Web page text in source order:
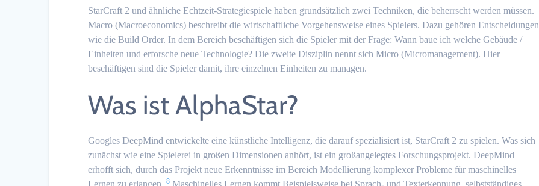
StarCraft 2 und ähnliche Echtzeit-Strategiespiele haben grundsätzlich zwei Techniken, die beherrscht werden müssen.
Macro (Macroeconomics) beschreibt die wirtschaftliche Vorgehensweise eines Spielers. Dazu gehören Entscheidungen
wie die Build Order. In dem Bereich beschäftigen sich die Spieler mit der Frage: Wann baue ich welche Gebäude /
Einheiten und erforsche neue Technologie? Die zweite Disziplin nennt sich Micro (Micromanagement). Hier
beschäftigen sind die Spieler damit, ihre einzelnen Einheiten zu managen.
Was ist AlphaStar?
Googles DeepMind entwickelte eine künstliche Intelligenz, die darauf spezialisiert ist, StarCraft 2 zu spielen. Was sich
zunächst wie eine Spielerei in großen Dimensionen anhört, ist ein großangelegtes Forschungsprojekt. DeepMind
erhofft sich, durch das Projekt neue Erkenntnisse im Bereich Modellierung komplexer Probleme für maschinelles
Lernen zu erlangen. 8 Maschinelles Lernen kommt Beispielsweise bei Sprach- und Texterkennung, selbstständiges